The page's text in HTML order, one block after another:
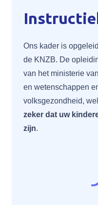
Ons kader is
de KNZB. De
van het ministerie
en wetenschappen
volksgezondheid,
zeker dat uw
zijn.